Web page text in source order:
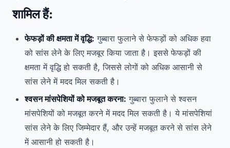
शामिल हैं:
फेफड़ों की क्षमता में वृद्धि: गुब्बारा फुलाने से फेफड़ों को अधिक हवा
को सांस लेने के लिए मजबूर किया जाता है। इससे फेफड़ों की
क्षमता में वृद्धि हो सकती है, जिससे लोगों को अधिक आसानी से
सांस लेने में मदद मिल सकती है।
श्वसन मांसपेशियों को मजबूत करना: गुब्बारा फुलाने से श्वसन
मांसपेशियों को मजबूत करने में मदद मिल सकती है। ये मांसपेशियां
सांस लेने के लिए जिम्मेदार हैं, और उन्हें मजबूत करने से सांस लेने
में आसानी हो सकती है।